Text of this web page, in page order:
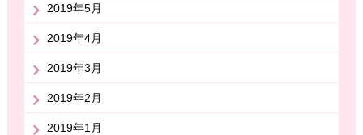
2019年5月
2019年4月
2019年3月
2019年2月
2019年1月